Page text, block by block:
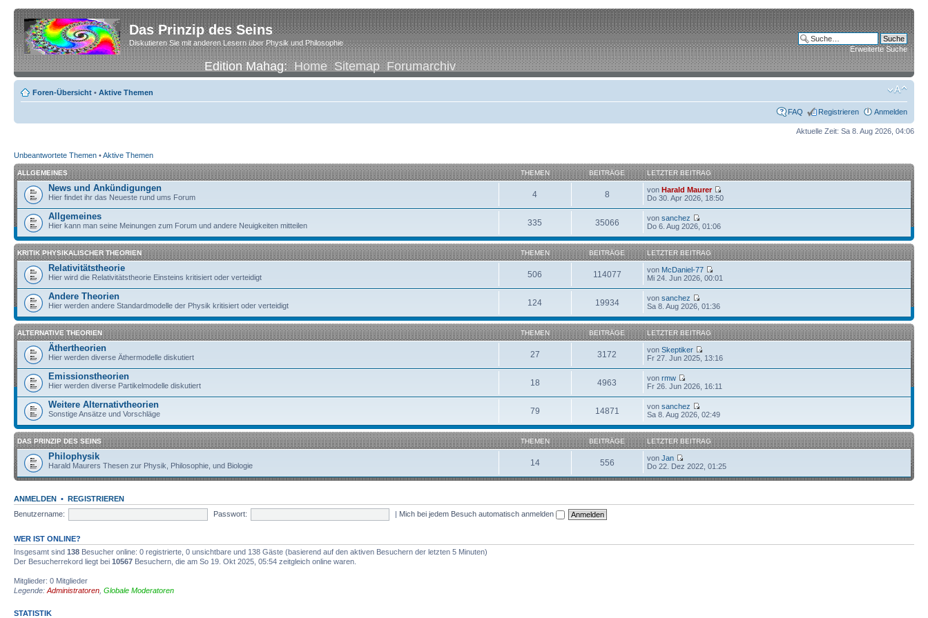
Das Prinzip des Seins
Diskutieren Sie mit anderen Lesern über Physik und Philosophie
Edition Mahag:Home Sitemap Forumarchiv
Erweiterte Suche
Foren-Übersicht • Aktive Themen
FAQ Registrieren Anmelden
Aktuelle Zeit: Sa 8. Aug 2026, 04:06
Unbeantwortete Themen •Aktive Themen
ALLGEMEINES THEMEN BEITRÄGE LETZTER BEITRAG
News und Ankündigungen
Hier findet ihr das Neueste rund ums Forum 4 8 vonHarald Maurer
Do 30. Apr 2026, 18:50
Allgemeines
Hier kann man seine Meinungen zum Forum und andere Neuigkeiten mitteilen 335 35066 vonsanchez
Do 6. Aug 2026, 01:06
KRITIK PHYSIKALISCHER THEORIEN THEMEN BEITRÄGE LETZTER BEITRAG
Relativitätstheorie
Hier wird die Relativitätstheorie Einsteins kritisiert oder verteidigt 506 114077 von McDaniel-77
Mi 24. Jun 2026, 00:01
Andere Theorien
Hier werden andere Standardmodelle der Physik kritisiert oder verteidigt 124 19934 vonsanchez
Sa 8. Aug 2026, 01:36
ALTERNATIVE THEORIEN THEMEN BEITRÄGE LETZTER BEITRAG
Äthertheorien
Hier werden diverse Äthermodelle diskutiert 27 3172 vonSkeptiker
Fr 27. Jun 2025, 13:16
Emissionstheorien
Hier werden diverse Partikelmodelle diskutiert 18 4963 vonrmw
Fr 26. Jun 2026, 16:11
Weitere Alternativtheorien
Sonstige Ansätze und Vorschläge 79 14871 vonsanchez
Sa 8. Aug 2026, 02:49
DAS PRINZIP DES SEINS THEMEN BEITRÄGE LETZTER BEITRAG
Philophysik
Harald Maurers Thesen zur Physik, Philosophie, und Biologie 14 556 vonJan
Do 22. Dez 2022, 01:25
ANMELDEN • REGISTRIEREN
Benutzername:
Passwort: | Mich bei jedem Besuch automatisch anmelden
WER IST ONLINE?
Insgesamt sind 138 Besucher online: 0 registrierte, 0 unsichtbare und 138 Gäste (basierend auf den aktiven Besuchern der letzten 5 Minuten)
Der Besucherrekord liegt bei 10567 Besuchern, die am So 19. Okt 2025, 05:54 zeitgleich online waren.
Mitglieder: 0 Mitglieder
Legende: Administratoren Globale Moderatoren
STATISTIK